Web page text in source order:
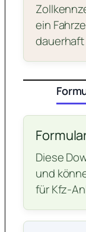
ein
Diese
und
für Kfz-